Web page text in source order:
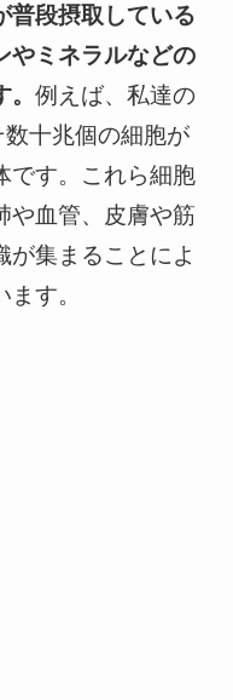
普段摂取している
やミネラルなどの
例えば、私達の
十兆個の細胞が
です。これら細胞
や血管、皮膚や筋
が集まることによ
す。